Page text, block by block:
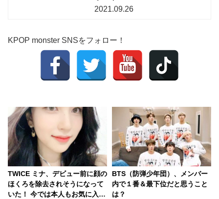
2021.09.26
KPOP monster SNSをフォロー！
TWICE ミナ、デビュー前に顔の
ほくろを除去されそうになって
いた！ 今では本人もお気に入
BTS（防弾少年団）、メンバー
内で１番＆最下位だと思うこと
は？